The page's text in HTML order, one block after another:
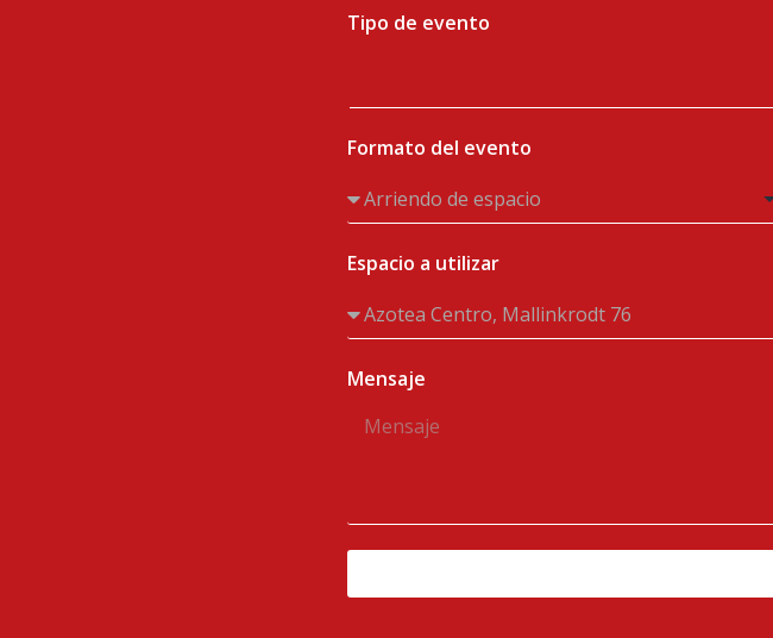
Tipo de evento
Formato del evento
Espacio a utilizar
Mensaje